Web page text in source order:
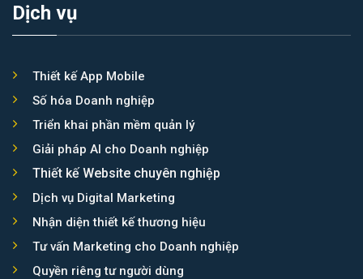
Dịch vụ
Thiết kế App Mobile
Số hóa Doanh nghiệp
Triển khai phần mềm quản lý
Giải pháp AI cho Doanh nghiệp
Thiết kế Website chuyên nghiệp
Dịch vụ Digital Marketing
Nhận diện thiết kế thương hiệu
Tư vấn Marketing cho Doanh nghiệp
Quyền riêng tư người dùng